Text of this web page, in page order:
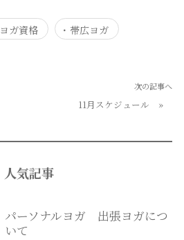
ヨガ資格 帯広ヨガ
次の記事へ
11月スケジュール »
人気記事
パーソナルヨガ 出張ヨガにつ
いて